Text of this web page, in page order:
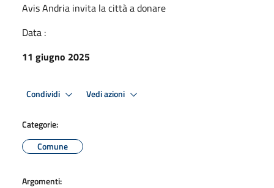
Avis Andria invita la città a donare
Data :
11 giugno 2025
Condividi Vedi azioni
Categorie:
Comune
Argomenti: